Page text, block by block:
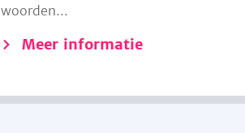
woorden...
Meer informatie